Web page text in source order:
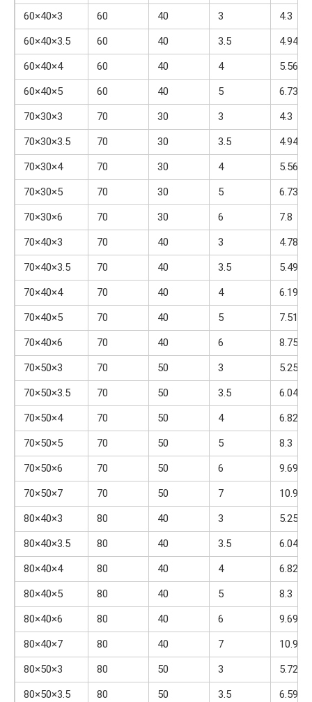
60×40×3
60 40 3
4.3
60×40×3.5
60 40 3.5
4.94
60×40×4
60 40 4
5.56
60×40×5
60 40 5
6.73
70×30×3
70 30 3
4.3
70×30×3.5
70 30 3.5
4.94
70×30×4
70 30 4
5.56
70×30×5
70 30 5
6.73
70×30×6
70 30 6
7.8
70×40×3
70 40 3
4.78
70×40×3.5
70 40 3.5
5.49
70×40×4
70 40 4
6.19
70×40×5
70 40 5
7.51
70×40×6
70 40 6
8.75
70×50×3
70 50 3
5.25
70×50×3.5
70 50 3.5
6.04
70×50×4
70 50 4
6.82
70×50×5
70 50 5
8.3
70×50×6
70 50 6
9.69
70×50×7
70 50 7
10.99
80×40×3
80 40 3
5.25
80×40×3.5
80 40 3.5
6.04
80×40×4
80 40 4
6.82
80×40×5
80 40 5
8.3
80×40×6
80 40 6
9.69
80×40×7
80 40 7
10.99
80×50×3
80 50 3
5.72
80×50×3.5
80 50 3.5
6.59